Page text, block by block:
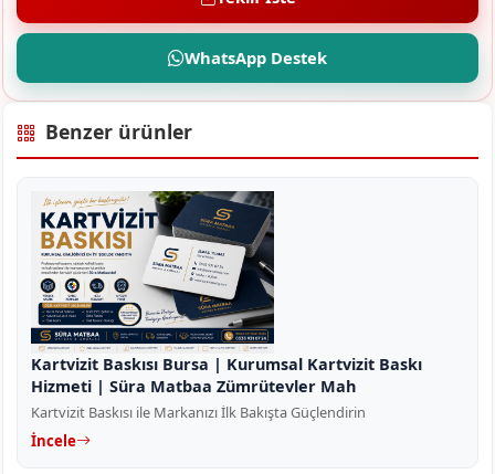
WhatsApp Destek
Benzer ürünler
Kartvizit Baskısı Bursa | Kurumsal Kartvizit Baskı
Hizmeti | Süra Matbaa Zümrütevler Mah
Kartvizit Baskısı ile Markanızı İlk Bakışta Güçlendirin
İncele